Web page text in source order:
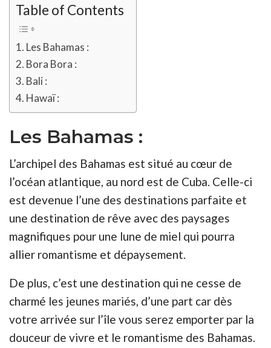
Table of Contents
Les Bahamas :
Bora Bora :
Bali :
Hawaï :
Les Bahamas :
L’archipel des Bahamas est situé au cœur de
l’océan atlantique, au nord est de Cuba. Celle-ci
est devenue l’une des destinations parfaite et
une destination de rêve avec des paysages
magnifiques pour une lune de miel qui pourra
allier romantisme et dépaysement.
De plus, c’est une destination qui ne cesse de
charmé les jeunes mariés, d’une part car dès
votre arrivée sur l’île vous serez emporter par la
douceur de vivre et le romantisme des Bahamas.